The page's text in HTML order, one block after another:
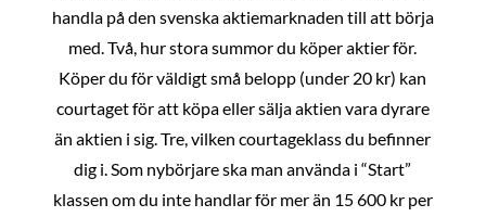
handla på den svenska aktiemarknaden till att börja
med. Två, hur stora summor du köper aktier för.
Köper du för väldigt små belopp (under 20 kr) kan
courtaget för att köpa eller sälja aktien vara dyrare
än aktien i sig. Tre, vilken courtageklass du befinner
dig i. Som nybörjare ska man använda i “Start”
klassen om du inte handlar för mer än 15 600 kr per